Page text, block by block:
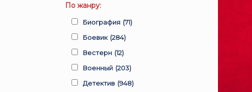
По жанру:
Биография (71)
Боевик (284)
Вестерн (12)
Военный (203)
Детектив (948)